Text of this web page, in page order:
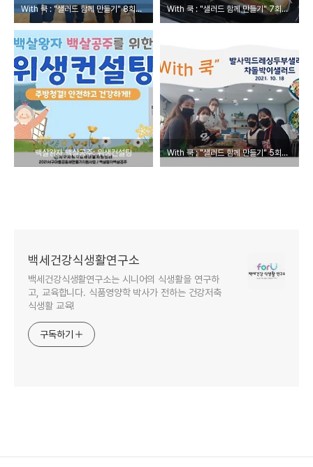
With 쿡 : "샐러드 함께 만들기" 8회차 수업 With 쿡 : "샐러드 함께 만들기" 7회차 수업
백살왕자 백살공주: 위생컨설팅 With 쿡 : "샐러드 함께 만들기" 5회차 수업
백세건강식생활연구소
백세건강식생활연구소는 시니어의 식생활을 연구하
고, 교육합니다. 식품영양학 박사가 전하는 건강저축
식생활 교육!
구독하기